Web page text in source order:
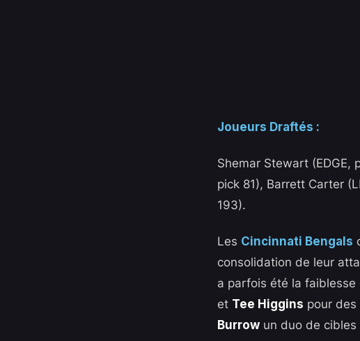
Joueurs Draftés :
Shemar Stewart (EDGE,
pick 81), Barrett Carter
193).
Les Cincinnati Bengals
consolidation de leur
a parfois été la faiblesse
et Tee Higgins pour
Burrow un duo de cibles